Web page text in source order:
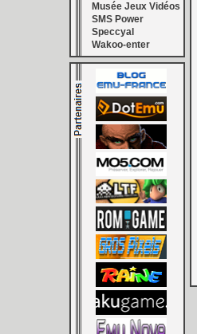
Musée Jeux Vidéos
SMS Power
Speccyal
Wakoo-enter